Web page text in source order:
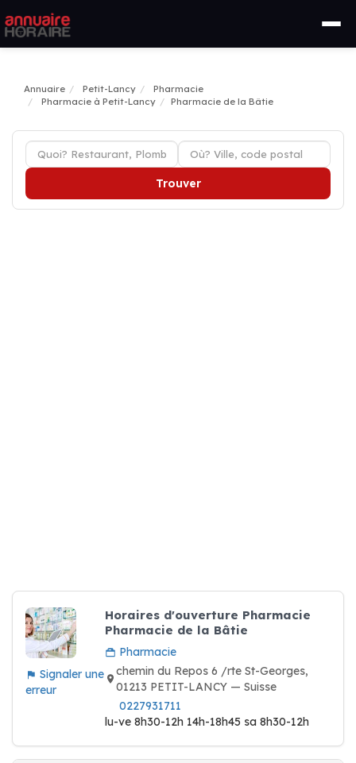
Annuaire Petit-Lancy
Pharmacie
Pharmacie à Petit-Lancy
Pharmacie de la Bâtie
Trouver
Signaler une
erreur
Horaires d'ouverture Pharmacie
Pharmacie de la Bâtie
Pharmacie
chemin du Repos 6 /rte St-Georges,
01213 PETIT-LANCY — Suisse
0227931711
lu-ve 8h30-12h 14h-18h45 sa 8h30-12h